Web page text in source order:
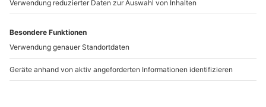
Tow-In Foil Nußdorf am
Attersee
Nußdorf am Attersee
1 Person
SUP Privatstunde für 2
Innerschwand am Mondsee
2 Personen